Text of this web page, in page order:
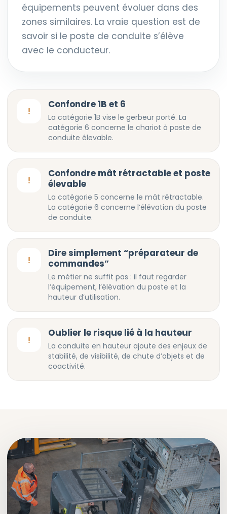
équipements peuvent évoluer dans des
zones similaires. La vraie question est de
savoir si le poste de conduite s’élève
avec le conducteur.
!
Confondre 1B et 6
La catégorie 1B vise le gerbeur porté. La
catégorie 6 concerne le chariot à poste de
conduite élevable.
!
Confondre mât rétractable et poste
élevable
La catégorie 5 concerne le mât rétractable.
La catégorie 6 concerne l’élévation du poste
de conduite.
!
Dire simplement “préparateur de
commandes”
Le métier ne suffit pas : il faut regarder
l’équipement, l’élévation du poste et la
hauteur d’utilisation.
!
Oublier le risque lié à la hauteur
La conduite en hauteur ajoute des enjeux de
stabilité, de visibilité, de chute d’objets et de
coactivité.